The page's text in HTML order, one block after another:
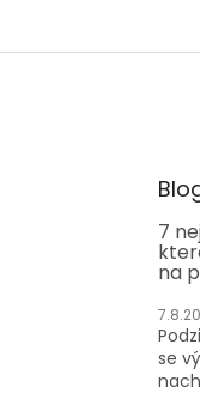
7
na
se